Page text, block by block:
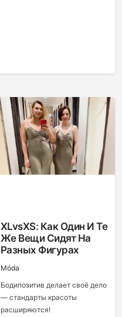
XLvsXS: Как Один И Те
Же Вещи Сидят На
Разных Фигурах
Móda
Бодипозитив делает своё дело
— стандарты красоты
расширяются!